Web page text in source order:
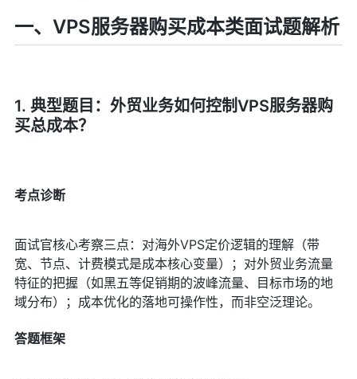
一、VPS服务器购买成本类面试题解析
1. 典型题目：外贸业务如何控制VPS服务器购
买总成本？
考点诊断
面试官核心考察三点：对海外VPS定价逻辑的理解（带
宽、节点、计费模式是成本核心变量）；对外贸业务流量
特征的把握（如黑五等促销期的波峰流量、目标市场的地
域分布）；成本优化的落地可操作性，而非空泛理论。
答题框架